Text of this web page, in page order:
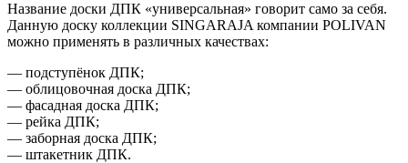
Название доски ДПК «универсальная» говорит само за себя.
Данную доску коллекции SINGARAJA компании POLIVAN
можно применять в различных качествах:
— подступёнок ДПК;
— облицовочная доска ДПК;
— фасадная доска ДПК;
— рейка ДПК;
— заборная доска ДПК;
— штакетник ДПК.